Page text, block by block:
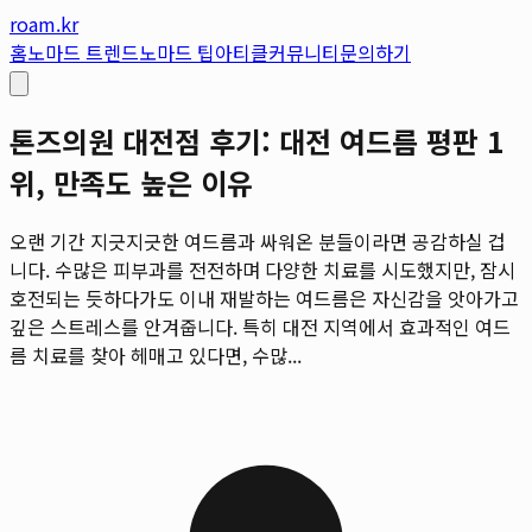
roam.kr
홈노마드 트렌드노마드 팁아티클커뮤니티문의하기
톤즈의원 대전점 후기: 대전 여드름 평판 1
위, 만족도 높은 이유
오랜 기간 지긋지긋한 여드름과 싸워온 분들이라면 공감하실 겁
니다. 수많은 피부과를 전전하며 다양한 치료를 시도했지만, 잠시
호전되는 듯하다가도 이내 재발하는 여드름은 자신감을 앗아가고
깊은 스트레스를 안겨줍니다. 특히 대전 지역에서 효과적인 여드
름 치료를 찾아 헤매고 있다면, 수많...